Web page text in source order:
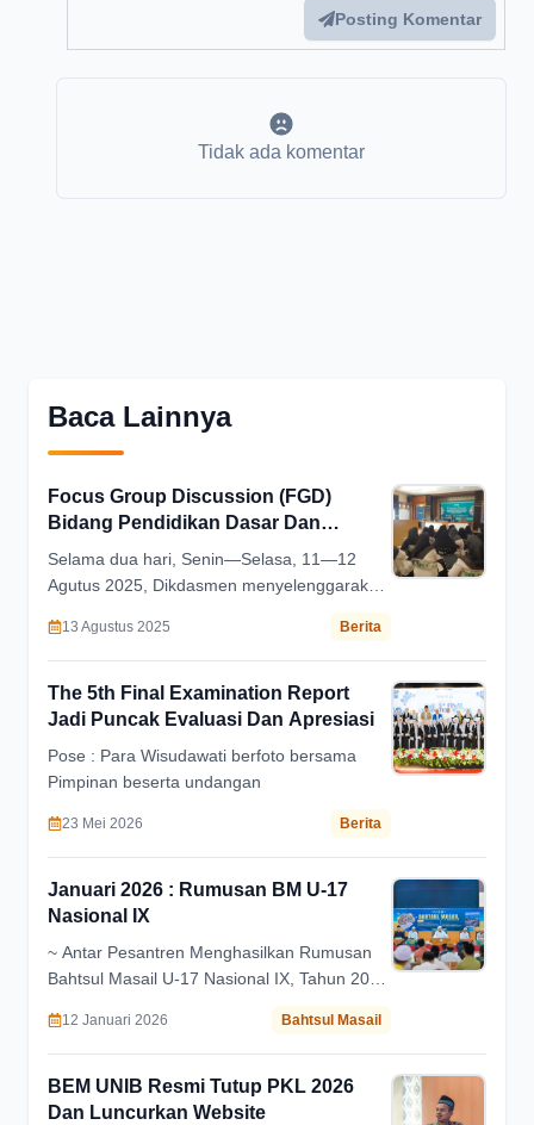
Posting Komentar
Tidak ada komentar
Baca Lainnya
Focus Group Discussion (FGD)
Bidang Pendidikan Dasar Dan
Menengah (DIKDASMEN)
Selama dua hari, Senin—Selasa, 11—12
Agutus 2025, Dikdasmen menyelenggarakan
Sekolah, Tata Usaha, Kepala Urusan
Kurikulum dan Kesiswaan, serta umana'
Dikdasmen.
13 Agustus 2025 Berita
The 5th Final Examination Report
Jadi Puncak Evaluasi Dan Apresiasi
Pose : Para Wisudawati berfoto bersama
Pimpinan beserta undangan
23 Mei 2026 Berita
Januari 2026 : Rumusan BM U-17
Nasional IX
~ Antar Pesantren Menghasilkan Rumusan
Bahtsul Masail U-17 Nasional IX, Tahun 2026
Sukorejo ~
12 Januari 2026 Bahtsul Masail
BEM UNIB Resmi Tutup PKL 2026
Dan Luncurkan Website